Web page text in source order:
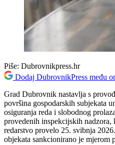
Piše: Dubrovnikpress.hr
Dodaj DubrovnikPress među
Grad Dubrovnik nastavlja s
površina gospodarskih subjekata
osiguranja reda i slobodnog
provedenih inspekcijskih
redarstvo provelo 25. svibnja
objekata sankcionirano je mjerom